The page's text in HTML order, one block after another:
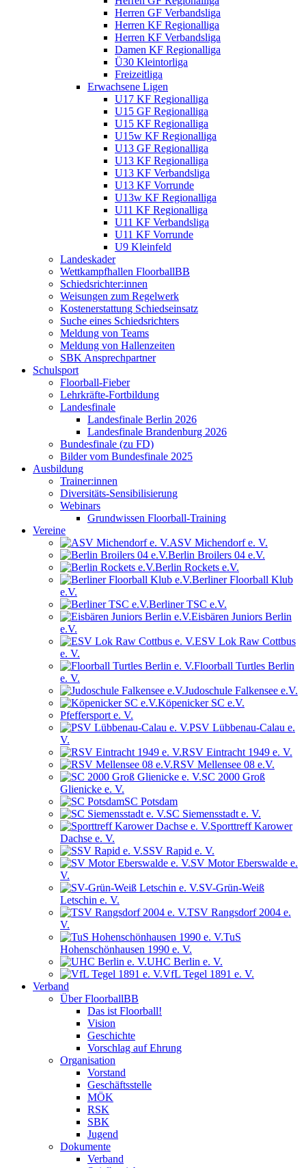
Herren GF Verbandsliga
Herren KF Regionalliga
Herren KF Verbandsliga
Damen KF Regionalliga
Ü30 Kleintorliga
Freizeitliga
Erwachsene Ligen
U17 KF Regionalliga
U15 GF Regionalliga
U15 KF Regionalliga
U15w KF Regionalliga
U13 GF Regionalliga
U13 KF Regionalliga
U13 KF Verbandsliga
U13 KF Vorrunde
U13w KF Regionalliga
U11 KF Regionalliga
U11 KF Verbandsliga
U11 KF Vorrunde
U9 Kleinfeld
Landeskader
Wettkampfhallen FloorballBB
Schiedsrichter:innen
Weisungen zum Regelwerk
Kostenerstattung Schiedseinsatz
Suche eines Schiedsrichters
Meldung von Teams
Meldung von Hallenzeiten
SBK Ansprechpartner
Schulsport
Floorball-Fieber
Lehrkräfte-Fortbildung
Landesfinale
Landesfinale Berlin 2026
Landesfinale Brandenburg 2026
Bundesfinale (zu FD)
Bilder vom Bundesfinale 2025
Ausbildung
Trainer:innen
Diversitäts-Sensibilisierung
Webinars
Grundwissen Floorball-Training
Vereine
ASV Michendorf e. V.
Berlin Broilers 04 e.V.
Berlin Rockets e.V.
Berliner Floorball Klub
e.V.
Berliner TSC e.V.
Eisbären Juniors Berlin
e.V.
ESV Lok Raw Cottbus
e. V.
Floorball Turtles Berlin
e. V.
Judoschule Falkensee e.V.
Köpenicker SC e.V.
Pfeffersport e. V.
PSV Lübbenau-Calau e.
V.
RSV Eintracht 1949 e. V.
RSV Mellensee 08 e.V.
SC 2000 Groß
Glienicke e. V.
SC Potsdam
SC Siemensstadt e. V.
Sporttreff Karower
Dachse e. V.
SSV Rapid e. V.
SV Motor Eberswalde e.
V.
SV-Grün-Weiß
Letschin e. V.
TSV Rangsdorf 2004 e.
V.
TuS
Hohenschönhausen 1990 e. V.
UHC Berlin e. V.
VfL Tegel 1891 e. V.
Verband
Über FloorballBB
Das ist Floorball!
Vision
Geschichte
Vorschlag auf Ehrung
Organisation
Vorstand
Geschäftsstelle
MÖK
RSK
SBK
Jugend
Dokumente
Verband